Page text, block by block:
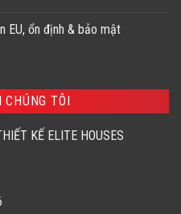
EU, ổn định & bảo mật
CHÚNG TÔI
KẾ ELITE HOUSES